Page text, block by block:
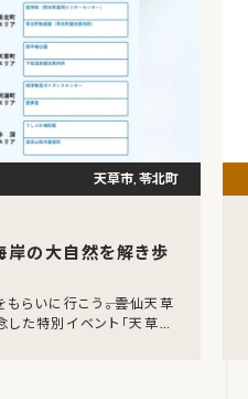
岸の大自然を解き歩
らいに行こう――。雲仙天草
た特別イベント「天草の
天草市, 苓北町